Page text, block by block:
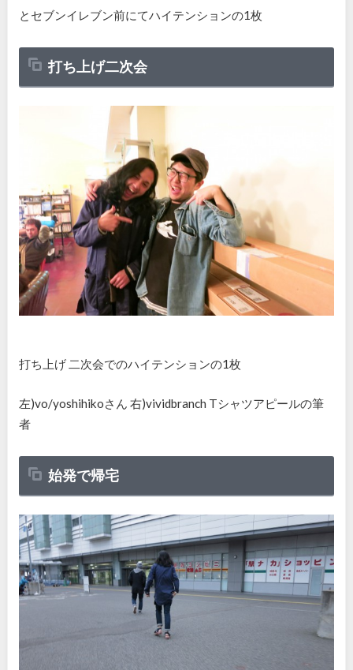
とセブンイレブン前にてハイテンションの1枚
打ち上げ二次会
打ち上げ 二次会でのハイテンションの1枚
左)vo/yoshihikoさん 右)vividbranch Tシャツアピールの筆
者
始発で帰宅